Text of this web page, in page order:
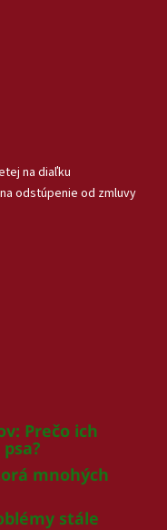
na diaľku
odstúpenie od zmluvy
Prečo ich
mnohých
stále